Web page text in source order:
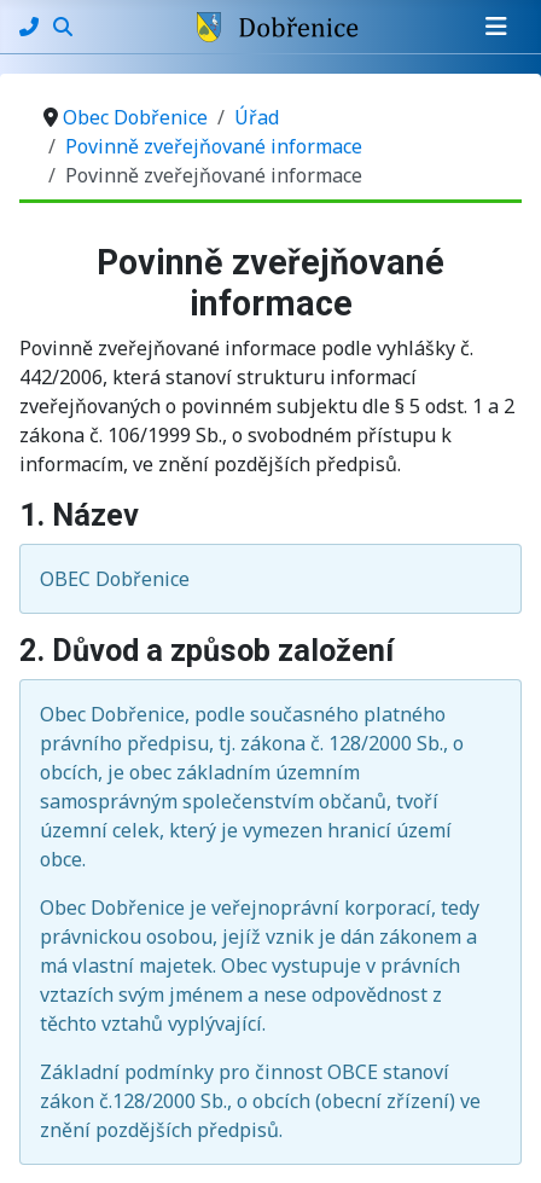
Obec Dobřenice
Úřad
Povinně zveřejňované informace
Povinně zveřejňované informace
Základní údajePovinně zveřejňované
informace
Povinně zveřejňované informace podle vyhlášky č.
442/2006, která stanoví strukturu informací
zveřejňovaných o povinném subjektu dle § 5 odst. 1 a 2
zákona č. 106/1999 Sb., o svobodném přístupu k
informacím, ve znění pozdějších předpisů.
1. Název
OBEC Dobřenice
2. Důvod a způsob založení
Obec Dobřenice, podle současného platného
právního předpisu, tj. zákona č. 128/2000 Sb., o
obcích, je obec základním územním
samosprávným společenstvím občanů, tvoří
územní celek, který je vymezen hranicí území
obce.
Obec Dobřenice je veřejnoprávní korporací, tedy
právnickou osobou, jejíž vznik je dán zákonem a
má vlastní majetek. Obec vystupuje v právních
vztazích svým jménem a nese odpovědnost z
těchto vztahů vyplývající.
Základní podmínky pro činnost OBCE stanoví
zákon č.128/2000 Sb., o obcích (obecní zřízení) ve
znění pozdějších předpisů.